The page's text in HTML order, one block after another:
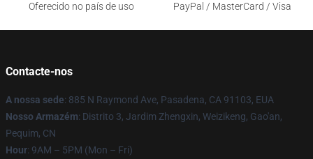
Oferecido no país de uso
PayPal / MasterCard / Visa
Contacte-nos
A nossa sede: 885 N Raymond Ave, Pasadena, CA 91103, EUA
Nosso Armazém: Distrito 3, Jardim Zhengxin, Weizikeng, Gao'an,
Pequim, CN
Hour: 9AM – 5PM (Mon – Fri)